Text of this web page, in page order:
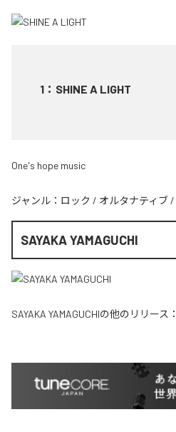
1 ： SHINE A LIGHT
One's hope music
ジャンル： ロック / オルタナティブ /
SAYAKA YAMAGUCHI
SAYAKA YAMAGUCHIの他のリリース：